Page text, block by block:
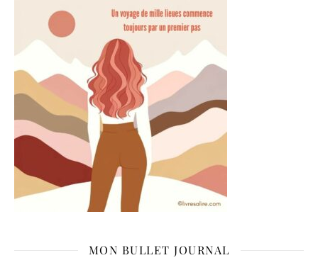
MON BULLET JOURNAL